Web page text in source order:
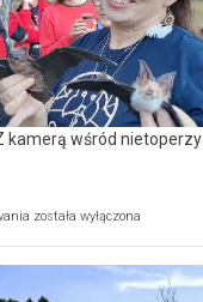
[wideo]
kamerą wśród nietoperzy
Ekologiczne
wśród
została wyłączona